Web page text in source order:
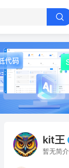
kit王
暂无简介